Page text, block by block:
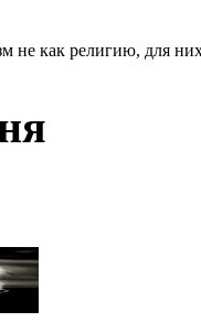
не как религию, для